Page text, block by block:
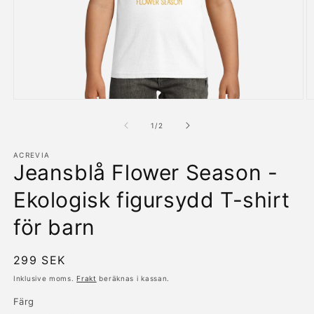
1 /av
2
ACREVIA
Jeansblå Flower Season -
Ekologisk figursydd T-shirt
för barn
Ordinarie
pris
299 SEK
Inklusive moms. Frakt beräknas i kassan.
Färg